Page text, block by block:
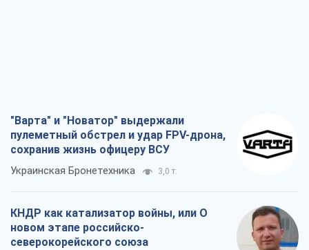
"Варта" и "Новатор" выдержали
пулеметный обстрел и удар FPV-дрона,
сохранив жизнь офицеру ВСУ
Украинская Бронетехника 3,0 т.
КНДР как катализатор войны, или О
новом этапе российско-
северокорейского союза